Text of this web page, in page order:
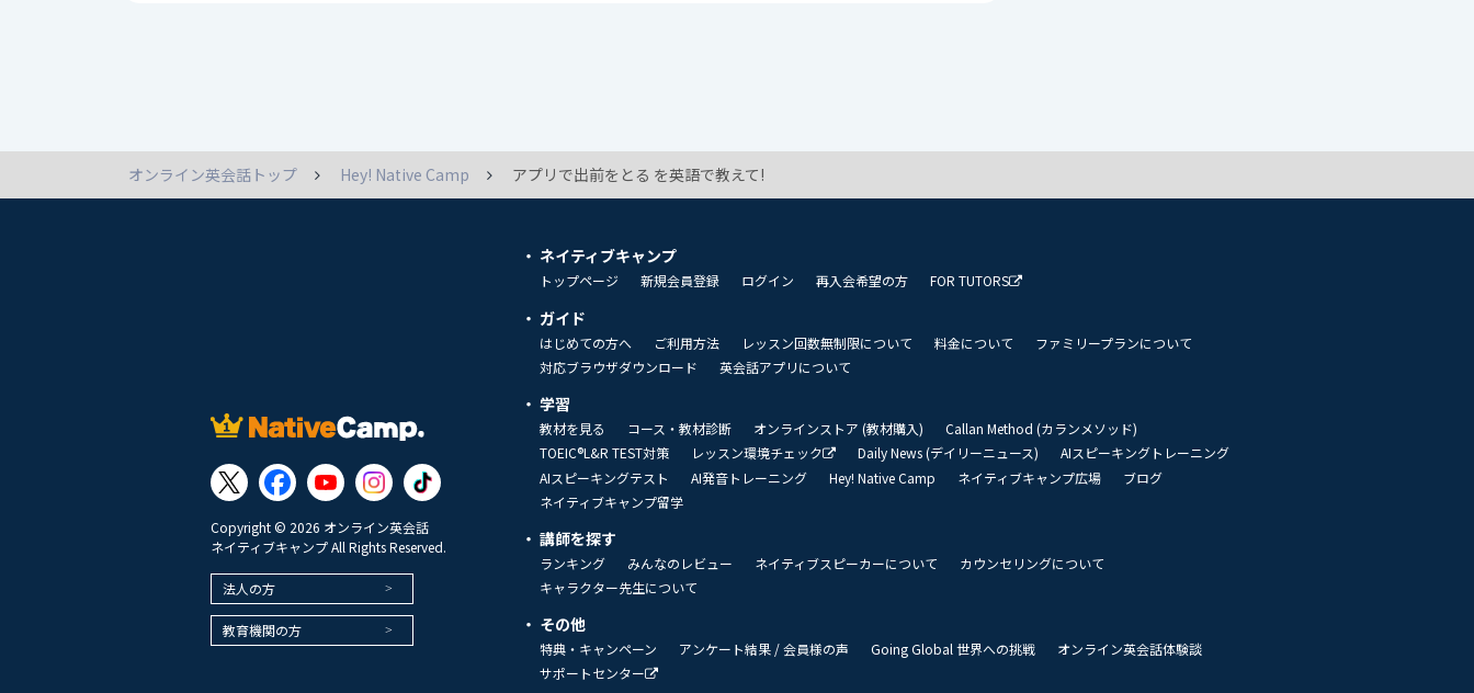
オンライン英会話トップ Hey! Native Camp アプリで出前をとる を英語で教えて!
Copyright © 2026 オンライン英会話
ネイティブキャンプ All Rights Reserved.
法人の方
教育機関の方
ネイティブキャンプ
トップページ 新規会員登録 ログイン 再入会希望の方 FOR TUTORS
ガイド
はじめての方へ ご利用方法 レッスン回数無制限について 料金について
ファミリープランについて
対応ブラウザダウンロード
英会話アプリについて
学習
教材を見る コース・教材診断 オンラインストア (教材購入)
Callan Method (カランメソッド)
TOEIC®L&R TEST対策
レッスン環境チェック Daily News (デイリーニュース)
AIスピーキングトレーニング
AIスピーキングテスト
AI発音トレーニング Hey! Native Camp ネイティブキャンプ広場
ブログ
ネイティブキャンプ留学
講師を探す
ランキング みんなのレビュー ネイティブスピーカーについて
カウンセリングについて
キャラクター先生について
その他
特典・キャンペーン アンケート結果 / 会員様の声 Going Global 世界への挑戦
オンライン英会話体験談
サポートセンター